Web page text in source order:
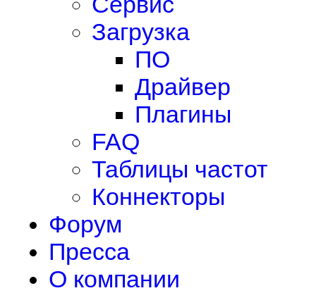
Загрузка
ПО
Драйвер
Плагины
FAQ
Таблицы частот
Коннекторы
Форум
Пресса
О компании